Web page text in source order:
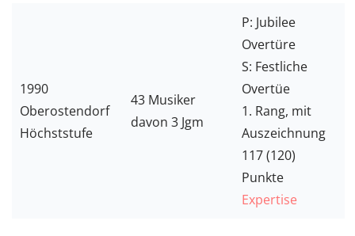
1990
Oberostendorf
Höchststufe
43 Musiker
davon 3 Jgm
P: Jubilee
Overtüre
S: Festliche
Overtüe
1. Rang, mit
Auszeichnung
117 (120)
Punkte
Expertise